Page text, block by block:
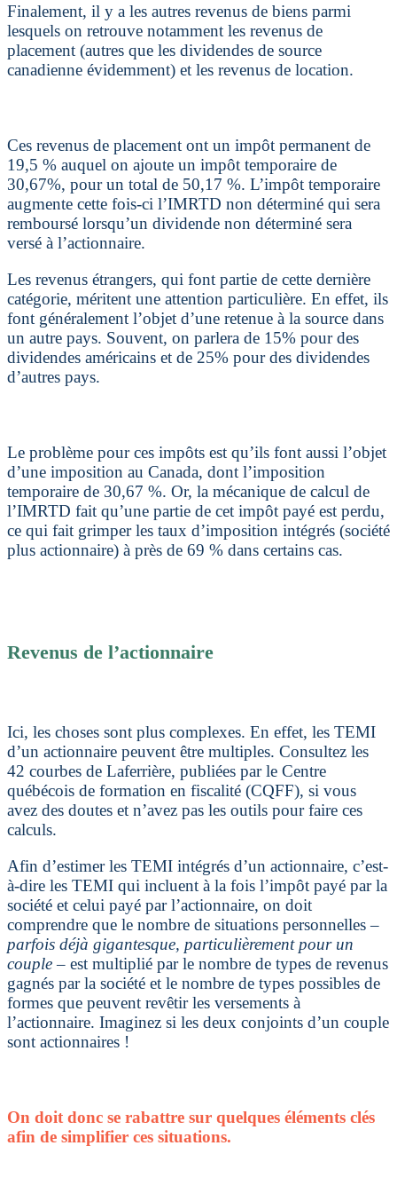
Finalement, il y a les autres revenus de biens parmi
lesquels on retrouve notamment les revenus de
placement (autres que les dividendes de source
canadienne évidemment) et les revenus de location.
Ces revenus de placement ont un impôt permanent de
19,5 % auquel on ajoute un impôt temporaire de
30,67%, pour un total de 50,17 %. L’impôt temporaire
augmente cette fois-ci l’IMRTD non déterminé qui sera
remboursé lorsqu’un dividende non déterminé sera
versé à l’actionnaire.
Les revenus étrangers, qui font partie de cette dernière
catégorie, méritent une attention particulière. En effet, ils
font généralement l’objet d’une retenue à la source dans
un autre pays. Souvent, on parlera de 15% pour des
dividendes américains et de 25% pour des dividendes
d’autres pays.
Le problème pour ces impôts est qu’ils font aussi l’objet
d’une imposition au Canada, dont l’imposition
temporaire de 30,67 %. Or, la mécanique de calcul de
l’IMRTD fait qu’une partie de cet impôt payé est perdu,
ce qui fait grimper les taux d’imposition intégrés (société
plus actionnaire) à près de 69 % dans certains cas.
Revenus de l’actionnaire
Ici, les choses sont plus complexes. En effet, les TEMI
d’un actionnaire peuvent être multiples. Consultez les
42 courbes de Laferrière, publiées par le Centre
québécois de formation en fiscalité (CQFF), si vous
avez des doutes et n’avez pas les outils pour faire ces
calculs.
Afin d’estimer les TEMI intégrés d’un actionnaire, c’est-
à-dire les TEMI qui incluent à la fois l’impôt payé par la
société et celui payé par l’actionnaire, on doit
comprendre que le nombre de situations personnelles –
parfois déjà gigantesque, particulièrement pour un
couple– est multiplié par le nombre de types de revenus
gagnés par la société et le nombre de types possibles de
formes que peuvent revêtir les versements à
l’actionnaire. Imaginez si les deux conjoints d’un couple
sont actionnaires !
On doit donc se rabattre sur quelques éléments clés
afin de simplifier ces situations.